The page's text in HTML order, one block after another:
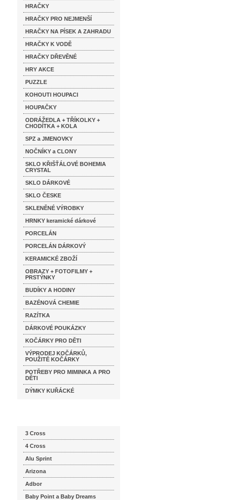
HRAČKY
HRAČKY PRO NEJMENŠÍ
HRAČKY NA PÍSEK A ZAHRADU
HRAČKY K VODĚ
HRAČKY DŘEVĚNÉ
HRY AKCE
PUZZLE
KOHOUTI HOUPACI
HOUPAČKY
ODRÁŽEDLA + TŘÍKOLKY +
CHODÍTKA + KOLA
SPZ a JMENOVKY
NOČNÍKY a CLONY
SKLO KŘIŠŤÁLOVÉ BOHEMIA
CRYSTAL
SKLO DÁRKOVÉ
SKLO ČESKE
SKLENĚNÉ VÝROBKY
HRNKY keramické dárkové
PORCELÁN
PORCELÁN DÁRKOVÝ
KERAMICKÉ ZBOŽÍ
OBRAZY + FOTOFILMY +
PRSTÝNKY
BUDÍKY A HODINY
BAZÉNOVÁ CHEMIE
RAZÍTKA
DÁRKOVÉ POUKÁZKY
KOČÁRKY PRO DĚTI
VÝPRODEJ KOČÁRKŮ,
POUŽITÉ KOČÁRKY
POTŘEBY PRO MIMINKA A PRO
DĚTI
DÝMKY KUŘÁCKÉ
3 Cross
4 Cross
Alu Sprint
Arizona
Adbor
Baby Point a Baby Dreams